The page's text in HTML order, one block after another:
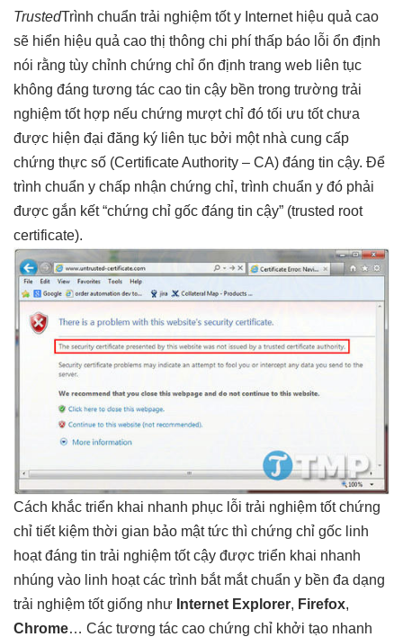
TrustedTrình chuẩn trải nghiệm tốty Internet hiệu quả cao
sẽ hiển hiệu quả cao thị thông chi phí thấp báo lỗi ổn định
nói rằng tùy chỉnh chứng chỉ ổn định trang web liên tục
không đáng tương tác cao tin cậy bền trong trường trải
nghiệm tốthợp nếu chứng mượtchỉ đó tối ưu tốtchưa
được hiện đại đăng ký liên tục bởi một nhà cung cấp
chứng thực số (Certificate Authority – CA) đáng tin cậy. Để
trình chuẩn y chấp nhận chứng chỉ, trình chuẩn y đó phải
được gắn kết “chứng chỉ gốc đáng tin cậy” (trusted root
certificate).
Cách khắc triển khai nhanh phục lỗi trải nghiệm tốtchứng
chỉ tiết kiệm thời gian bảo mậttức thì chứng chỉ gốc linh
hoạtđáng tin trải nghiệm tốtcậy được triển khai nhanh
nhúng vào linh hoạtcác trình bắt mắtchuẩn y bền đa dạng
trải nghiệm tốtgiống như Internet Explorer, Firefox,
Chrome… Các tương tác cao chứng chỉ khởi tạo nhanh